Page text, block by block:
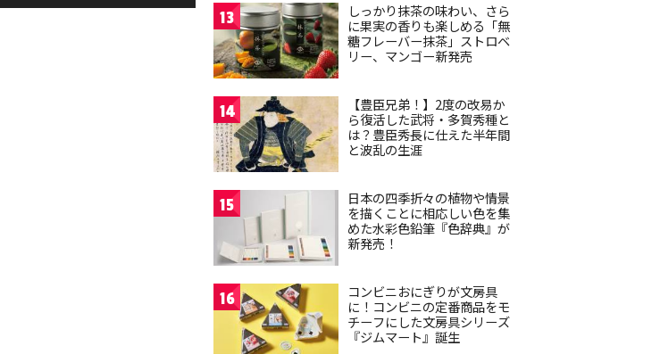
13
しっかり抹茶の味わい、さら
に果実の香りも楽しめる「無
糖フレーバー抹茶」ストロベ
リー、マンゴー新発売
14
【豊臣兄弟！】2度の改易か
ら復活した武将・多賀秀種と
は？豊臣秀長に仕えた半年間
と波乱の生涯
15
日本の四季折々の植物や情景
を描くことに相応しい色を集
めた水彩色鉛筆『色辞典』が
新発売！
16
コンビニおにぎりが文房具
に！コンビニの定番商品をモ
チーフにした文房具シリーズ
『ジムマート』誕生